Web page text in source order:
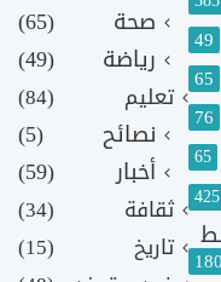
49
65
76
65
425
180
صحة
(65)
رياضة
(49)
تعليم (84)
نصائح
(5)
أخبار
(59)
ثقافة
(34)
تاريخ
(15)